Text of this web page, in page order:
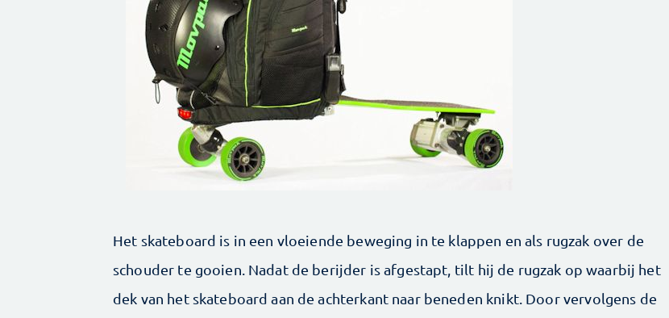
Het skateboard is in een vloeiende beweging in te klappen en als rugzak over de
schouder te gooien. Nadat de berijder is afgestapt, tilt hij de rugzak op waarbij het
dek van het skateboard aan de achterkant naar beneden knikt. Door vervolgens de